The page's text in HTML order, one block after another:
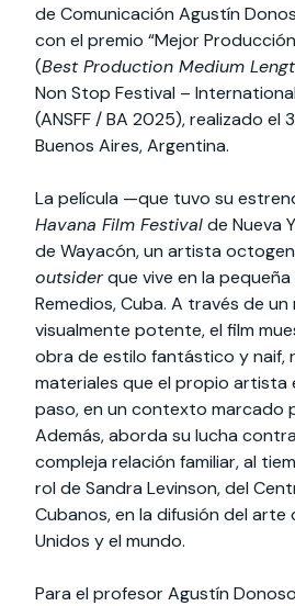
de Comunicación Agustín
con el premio “Mejor
(Best Production Medium
Non Stop Festival –
(ANSFF / BA 2025), realizado el
Buenos Aires, Argentina.
La película —que tuvo su
Havana Film Festivalde Nueva
de Wayacón, un artista
outsiderque vive en la
Remedios, Cuba. A través de
visualmente potente, el film
obra de estilo fantástico y naif,
materiales que el propio artista
paso, en un contexto marcado
Además, aborda su lucha
compleja relación familiar, al
rol de Sandra Levinson, del
Cubanos, en la difusión del
Unidos y el mundo.
Para el profesor Agustín